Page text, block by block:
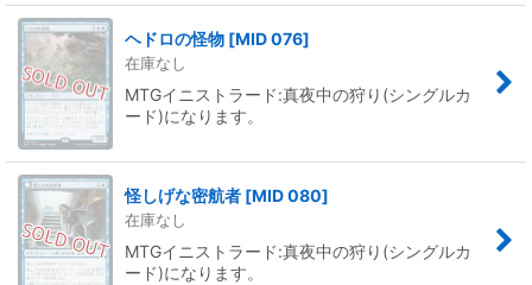
ヘドロの怪物 [MID 076]
在庫なし
MTGイニストラード:真夜中の狩り(シングルカ
ード)になります。
怪しげな密航者 [MID 080]
在庫なし
MTGイニストラード:真夜中の狩り(シングルカ
ード)になります。